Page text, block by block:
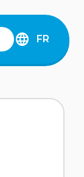
DÉCOUVREZ
FRANÇAIS
FR